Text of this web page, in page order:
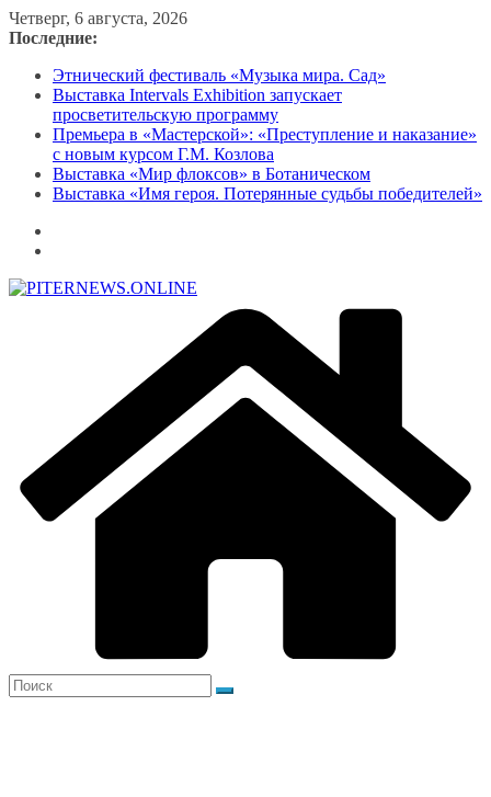
Перейти
к
Четверг, 6 августа, 2026
Последние:
Этнический фестиваль «Музыка мира. Сад»
Выставка Intervals Exhibition запускает
просветительскую программу
Премьера в «Мастерской»: «Преступление и наказание»
с новым курсом Г.М. Козлова
Выставка «Мир флоксов» в Ботаническом
Выставка «Имя героя. Потерянные судьбы победителей»